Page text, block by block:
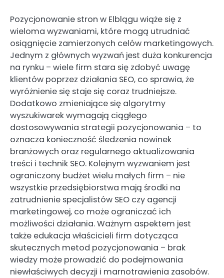
Pozycjonowanie stron w Elblągu wiąże się z
wieloma wyzwaniami, które mogą utrudniać
osiągnięcie zamierzonych celów marketingowych.
Jednym z głównych wyzwań jest duża konkurencja
na rynku – wiele firm stara się zdobyć uwagę
klientów poprzez działania SEO, co sprawia, że
wyróżnienie się staje się coraz trudniejsze.
Dodatkowo zmieniające się algorytmy
wyszukiwarek wymagają ciągłego
dostosowywania strategii pozycjonowania – to
oznacza konieczność śledzenia nowinek
branżowych oraz regularnego aktualizowania
treści i technik SEO. Kolejnym wyzwaniem jest
ograniczony budżet wielu małych firm – nie
wszystkie przedsiębiorstwa mają środki na
zatrudnienie specjalistów SEO czy agencji
marketingowej, co może ograniczać ich
możliwości działania. Ważnym aspektem jest
także edukacja właścicieli firm dotycząca
skutecznych metod pozycjonowania – brak
wiedzy może prowadzić do podejmowania
niewłaściwych decyzji i marnotrawienia zasobów.